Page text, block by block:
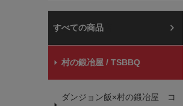
村の鍛冶屋本店
村の鍛冶屋 / TSBBQ
ダンジョン飯×村の鍛冶屋 コ